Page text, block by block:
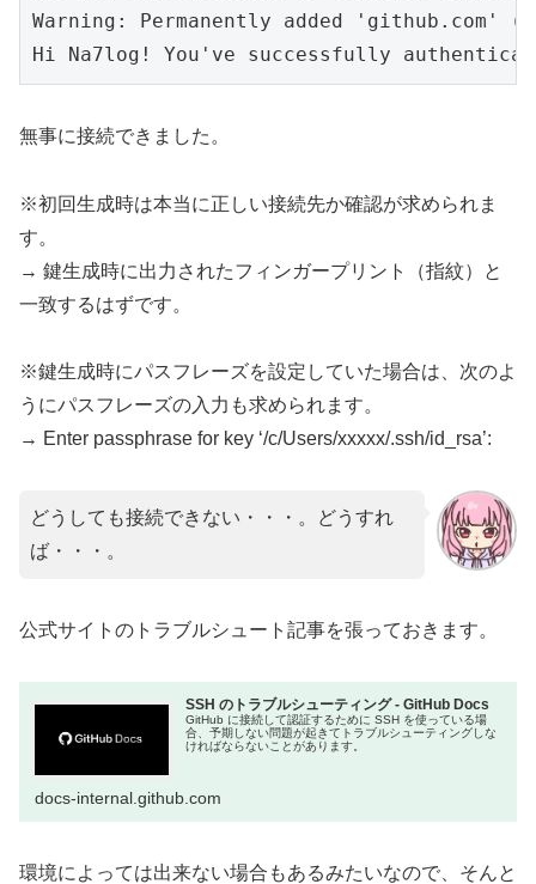
Warning: Permanently added 'github.com'
Hi Na7log! You've successfully
無事に接続できました。
※初回生成時は本当に正しい接続先か確認が求められま
す。
→ 鍵生成時に出力されたフィンガープリント（指紋）と
一致するはずです。
※鍵生成時にパスフレーズを設定していた場合は、次のよ
うにパスフレーズの入力も求められます。
→ Enter passphrase for key ‘/c/Users/xxxxx/.ssh/id_rsa’:
どうしても接続できない・・・。どうすれ
ば・・・。
公式サイトのトラブルシュート記事を張っておきます。
SSH のトラブルシューティング - GitHub Docs
GitHub に接続して認証するために SSH を使っている場
合、予期しない問題が起きてトラブルシューティングしな
ければならないことがあります。
docs-internal.github.com
環境によっては出来ない場合もあるみたいなので、そんと